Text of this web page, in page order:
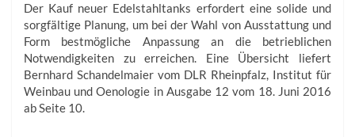
Der Kauf neuer Edelstahltanks erfordert eine solide und
sorgfältige Planung, um bei der Wahl von Ausstattung und
Form bestmögliche Anpassung an die betrieblichen
Notwendigkeiten zu erreichen. Eine Übersicht liefert
Bernhard Schandelmaier vom DLR Rheinpfalz, Institut für
Weinbau und Oenologie in Ausgabe 12 vom 18. Juni 2016
ab Seite 10.